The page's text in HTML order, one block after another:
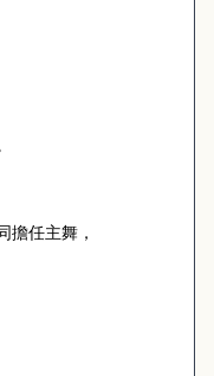
擔任主舞，